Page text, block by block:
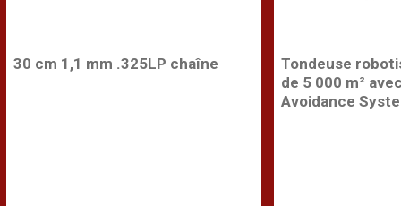
30 cm 1,1 mm .325LP chaîne
Tondeuse
de 5 000 m²
Avoidance